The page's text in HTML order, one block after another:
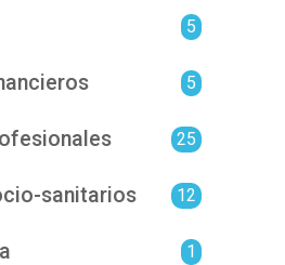
5
5
25
sanitarios 12
1